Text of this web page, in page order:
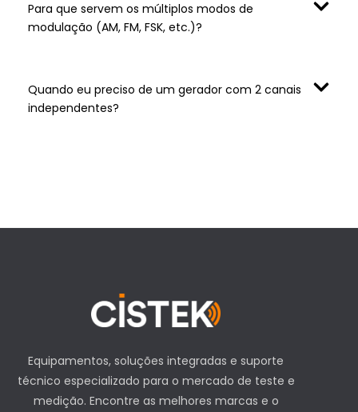
Para que servem os múltiplos modos de
modulação (AM, FM, FSK, etc.)?
Quando eu preciso de um gerador com 2 canais
independentes?
Equipamentos, soluções integradas e suporte
técnico especializado para o mercado de teste e
medição. Encontre as melhores marcas e o